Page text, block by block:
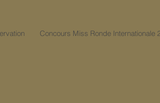
Concours Miss Ronde Internationale